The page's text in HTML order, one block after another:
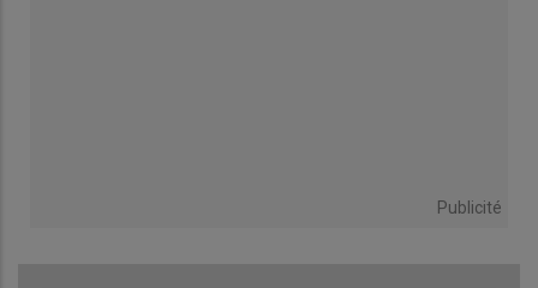
Publicité